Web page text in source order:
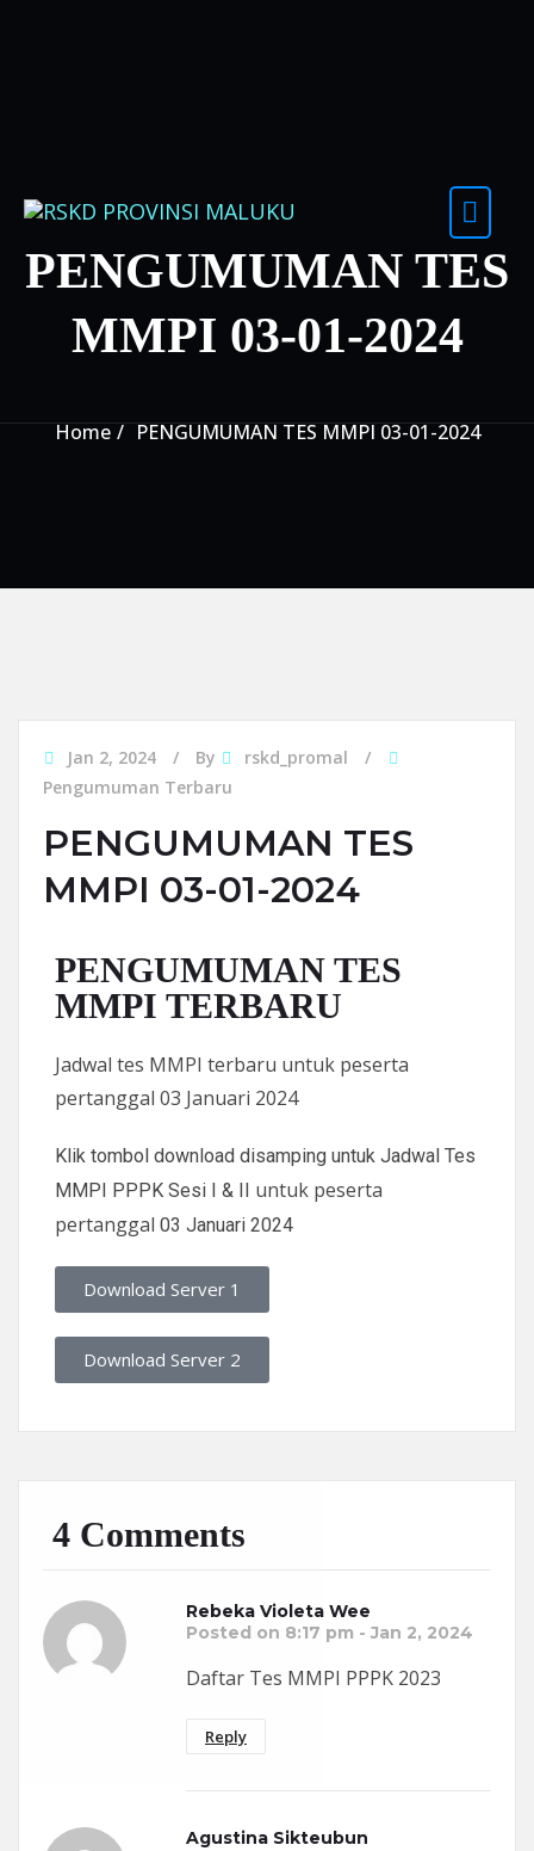
PENGUMUMAN TES
MMPI 03-01-2024
Home PENGUMUMAN TES MMPI 03-01-2024
Jan 2, 2024 By
rskd_promal
Pengumuman Terbaru
PENGUMUMAN TES
MMPI 03-01-2024
PENGUMUMAN TES
MMPI TERBARU
Jadwal tes MMPI terbaru untuk peserta
pertanggal 03 Januari 2024
Klik tombol download disamping untuk Jadwal Tes
MMPI PPPK Sesi I & II untuk peserta
pertanggal 03 Januari 2024
Download Server 1
Download Server 2
4 Comments
Rebeka Violeta Wee
Posted on 8:17 pm - Jan 2, 2024
Daftar Tes MMPI PPPK 2023
Reply
Agustina Sikteubun